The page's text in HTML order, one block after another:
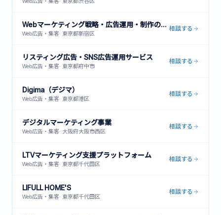
Webマーケティング戦略・広告運用・制作の一括支援サービス
Web広告・集客· 東京都新宿区
相談する
リスティング広告・SNS広告運用サービス
Web広告・集客· 東京都府中市
相談する
Digima（デジマ）
Web広告・集客· 東京都港区
相談する
デジタルマーケティング事業
Web広告・集客· 大阪府大阪市西区
相談する
LTVマーケティング支援プラットフォーム
Web広告・集客· 東京都千代田区
相談する
LIFULL HOME'S
Web広告・集客· 東京都千代田区
相談する